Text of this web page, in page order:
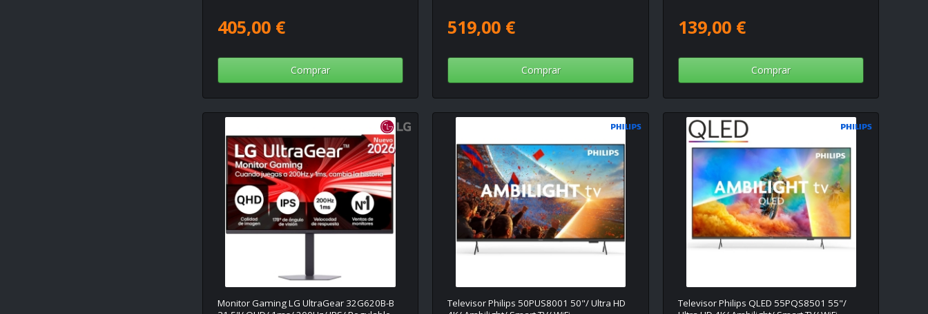
405,00 €
Comprar
519,00 €
Comprar
139,00 €
Comprar
Monitor Gaming LG UltraGear 32G620B-B
Televisor Philips 50PUS8001 50"/ Ultra HD
Televisor Philips QLED 55PQS8501 55"/